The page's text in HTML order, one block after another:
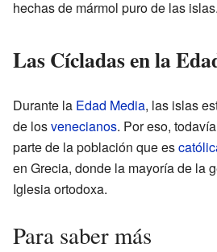
hechas de mármol puro de las islas.
Las Cícladas en la
Durante la Edad Media, las islas
de losvenecianos. Por eso,
parte de la población que es
en Grecia, donde la mayoría de la
Iglesia ortodoxa.
Para saber más